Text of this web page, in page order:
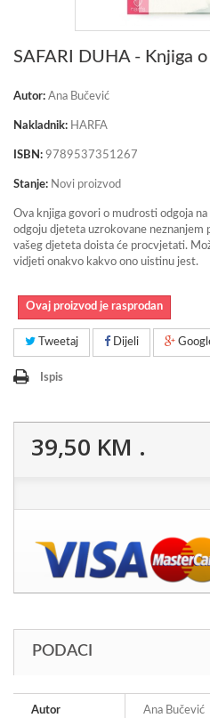
SAFARI DUHA - Knjiga
Autor: Ana Bučević
Nakladnik: HARFA
ISBN: 9789537351267
Stanje: Novi proizvod
Ova knjiga govori o mudrosti odgoja
odgoju djeteta uzrokovane neznanjem
vašeg djeteta doista će procvjetati.
vidjeti onakvo kakvo ono uistinu jest.
Ovaj proizvod je rasprodan
Tweetaj Dijeli
Ispis
39,50 KM .
PODACI
Autor Ana Bučević